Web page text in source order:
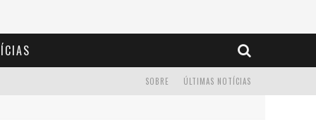
ÚLTIMAS NOTÍCIAS
SOBRE